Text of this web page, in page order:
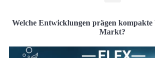
Welche Entwicklungen prägen kompakte
Markt?